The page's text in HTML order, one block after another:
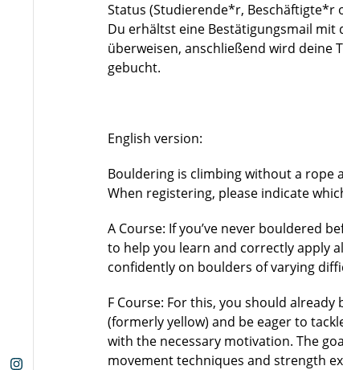
Status (Studierende*r, Beschäftigte*r
Du erhältst eine Bestätigungsmail mit
überweisen, anschließend wird deine
gebucht.
English version:
Bouldering is climbing without a rope
When registering, please indicate
A Course: If you’ve never bouldered
to help you learn and correctly apply
confidently on boulders of varying
F Course: For this, you should
(formerly yellow) and be eager to
with the necessary motivation. The
movement techniques and strength